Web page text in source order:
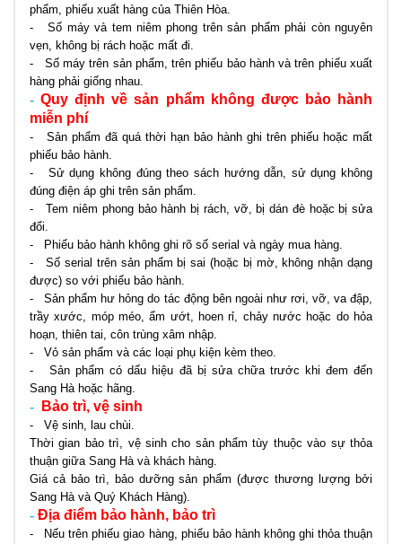
phẩm, phiếu xuất hàng của Thiên Hòa.
- Số máy và tem niêm phong trên sản phẩm phải còn nguyên
vẹn, không bị rách hoặc mất đi.
- Số máy trên sản phẩm, trên phiếu bảo hành và trên phiếu xuất
hàng phải giống nhau.
- Quy định về sản phẩm không được bảo hành
miễn phí
- Sản phẩm đã quá thời hạn bảo hành ghi trên phiếu hoặc mất
phiếu bảo hành.
- Sử dụng không đúng theo sách hướng dẫn, sử dụng không
đúng điện áp ghi trên sản phẩm.
- Tem niêm phong bảo hành bị rách, vỡ, bị dán đè hoặc bị sửa
đổi.
- Phiếu bảo hành không ghi rõ số serial và ngày mua hàng.
- Số serial trên sản phẩm bị sai (hoặc bị mờ, không nhận dạng
được) so với phiếu bảo hành.
- Sản phẩm hư hỏng do tác động bên ngoài như rơi, vỡ, va đập,
trầy xước, móp méo, ẩm ướt, hoen rỉ, chảy nước hoặc do hỏa
hoạn, thiên tai, côn trùng xâm nhập.
- Vỏ sản phẩm và các loại phụ kiện kèm theo.
- Sản phẩm có dấu hiệu đã bị sửa chữa trước khi đem đến
Sang Hà hoặc hãng.
- Bảo trì, vệ sinh
- Vệ sinh, lau chùi.
Thời gian bảo trì, vệ sinh cho sản phẩm tùy thuộc vào sự thỏa
thuận giữa Sang Hà và khách hàng.
Giá cả bảo trì, bảo dưỡng sản phẩm (được thương lượng bởi
Sang Hà và Quý Khách Hàng).
- Địa điểm bảo hành, bảo trì
- Nếu trên phiếu giao hàng, phiếu bảo hành không ghi thỏa thuận